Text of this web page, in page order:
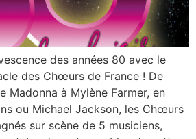
des années 80 avec le
des Chœurs de France ! De
Madonna à Mylène Farmer, en
ou Michael Jackson, les Chœurs
sur scène de 5 musiciens,